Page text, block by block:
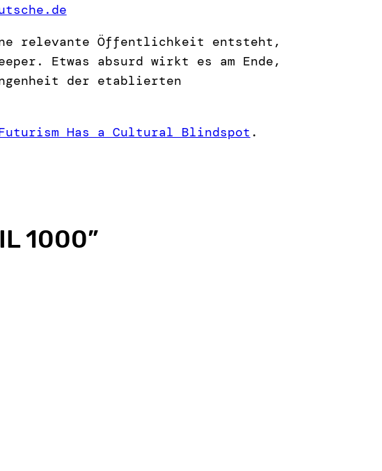
relevante Öffentlichkeit entsteht,
Etwas absurd wirkt es am Ende,
der etablierten
Futurism Has a Cultural Blindspot .
1000”